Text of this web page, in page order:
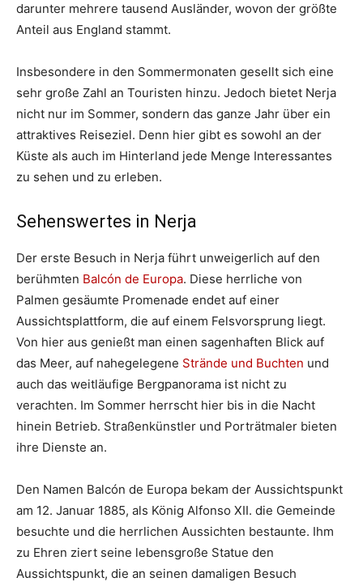
darunter mehrere tausend Ausländer, wovon der größte
Anteil aus England stammt.
Insbesondere in den Sommermonaten gesellt sich eine
sehr große Zahl an Touristen hinzu. Jedoch bietet Nerja
nicht nur im Sommer, sondern das ganze Jahr über ein
attraktives Reiseziel. Denn hier gibt es sowohl an der
Küste als auch im Hinterland jede Menge Interessantes
zu sehen und zu erleben.
Sehenswertes in Nerja
Der erste Besuch in Nerja führt unweigerlich auf den
berühmten Balcón de Europa. Diese herrliche von
Palmen gesäumte Promenade endet auf einer
Aussichtsplattform, die auf einem Felsvorsprung liegt.
Von hier aus genießt man einen sagenhaften Blick auf
das Meer, auf nahegelegene Strände und Buchten und
auch das weitläufige Bergpanorama ist nicht zu
verachten. Im Sommer herrscht hier bis in die Nacht
hinein Betrieb. Straßenkünstler und Porträtmaler bieten
ihre Dienste an.
Den Namen Balcón de Europa bekam der Aussichtspunkt
am 12. Januar 1885, als König Alfonso XII. die Gemeinde
besuchte und die herrlichen Aussichten bestaunte. Ihm
zu Ehren ziert seine lebensgroße Statue den
Aussichtspunkt, die an seinen damaligen Besuch